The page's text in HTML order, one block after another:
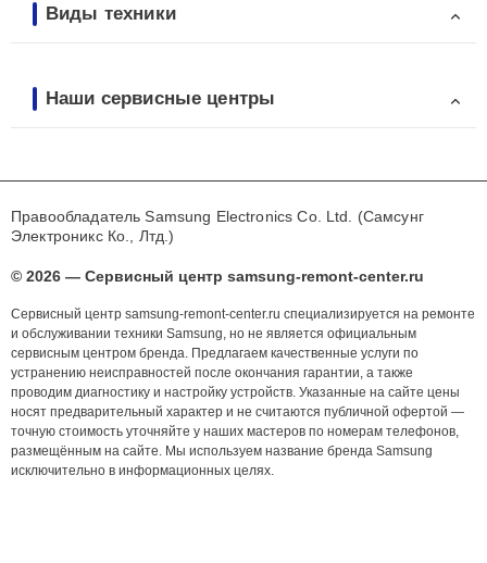
Виды техники
Наши сервисные центры
Правообладатель Samsung Electronics Co. Ltd. (Самсунг
Электроникс Ко., Лтд.)
© 2026 — Сервисный центр samsung-remont-center.ru
Сервисный центр samsung-remont-center.ru специализируется на ремонте
и обслуживании техники Samsung, но не является официальным
сервисным центром бренда. Предлагаем качественные услуги по
устранению неисправностей после окончания гарантии, а также
проводим диагностику и настройку устройств. Указанные на сайте цены
носят предварительный характер и не считаются публичной офертой —
точную стоимость уточняйте у наших мастеров по номерам телефонов,
размещённым на сайте. Мы используем название бренда Samsung
исключительно в информационных целях.